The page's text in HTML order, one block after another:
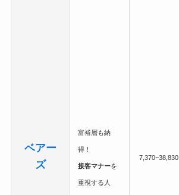
ベアー
ズ
富裕層も納
得！
接客マナーを
重視する人
7,370~38,830